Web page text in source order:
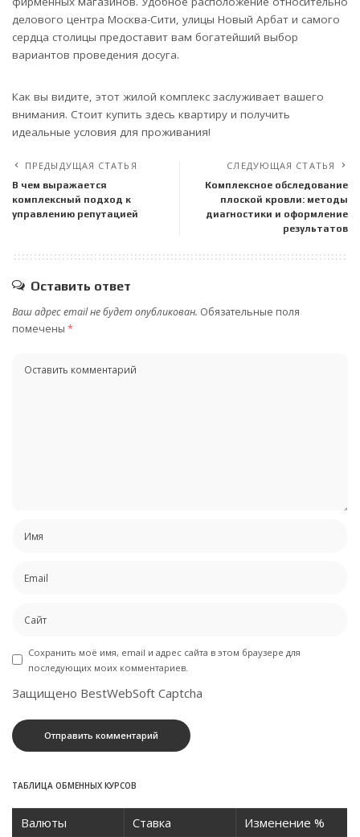
делового центра Москва-Сити, улицы Новый Арбат и самого
сердца столицы предоставит вам богатейший выбор
вариантов проведения досуга.
Как вы видите, этот жилой комплекс заслуживает вашего
внимания. Стоит купить здесь квартиру и получить
идеальные условия для проживания!
ПРЕДЫДУЩАЯ СТАТЬЯ
В чем выражается
комплексный подход к
управлению репутацией
СЛЕДУЮЩАЯ СТАТЬЯ
Комплексное обследование
плоской кровли: методы
диагностики и оформление
результатов
Оставить ответ
Ваш адрес email не будет опубликован. Обязательные поля
помечены *
Сохранить моё имя, email и адрес сайта в этом браузере для
последующих моих комментариев.
Защищено BestWebSoft Captcha
ТАБЛИЦА ОБМЕННЫХ КУРСОВ
Валюты Ставка
Изменение %